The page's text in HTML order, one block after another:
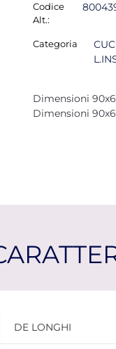
Codice
Alt.:
Categoria
Dimensioni
Dimensioni
DE LONGHI